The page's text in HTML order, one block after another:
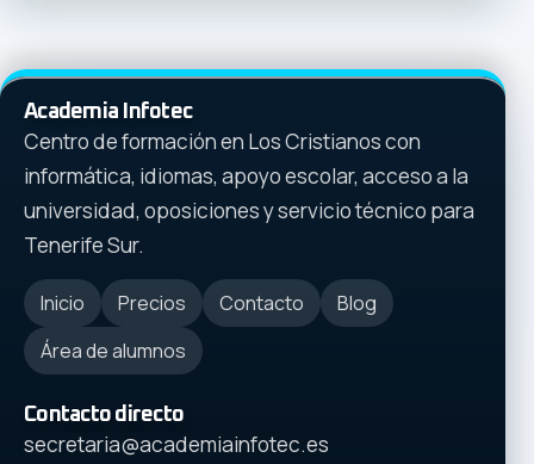
Academia Infotec
Centro de formación en Los Cristianos con
informática, idiomas, apoyo escolar, acceso a la
universidad, oposiciones y servicio técnico para
Tenerife Sur.
Inicio Precios Contacto
Blog
Área de alumnos
Contacto directo
secretaria@academiainfotec.es